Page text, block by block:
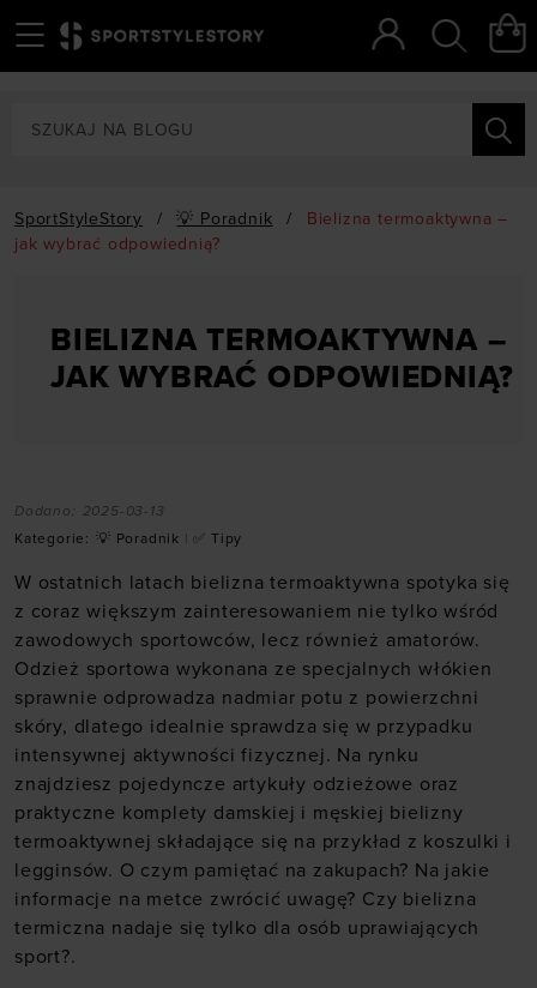
SportStyleStory / 💡 Poradnik /
Bielizna termoaktywna –
jak wybrać odpowiednią?
BIELIZNA TERMOAKTYWNA –
JAK WYBRAĆ ODPOWIEDNIĄ?
Dodano: 2025-03-13
Kategorie: 💡 Poradnik ✅ Tipy
W ostatnich latach bielizna termoaktywna spotyka się
z coraz większym zainteresowaniem nie tylko wśród
zawodowych sportowców, lecz również amatorów.
Odzież sportowa wykonana ze specjalnych włókien
sprawnie odprowadza nadmiar potu z powierzchni
skóry, dlatego idealnie sprawdza się w przypadku
intensywnej aktywności fizycznej. Na rynku
znajdziesz pojedyncze artykuły odzieżowe oraz
praktyczne komplety damskiej i męskiej bielizny
termoaktywnej składające się na przykład z koszulki i
legginsów. O czym pamiętać na zakupach? Na jakie
informacje na metce zwrócić uwagę? Czy bielizna
termiczna nadaje się tylko dla osób uprawiających
sport?.